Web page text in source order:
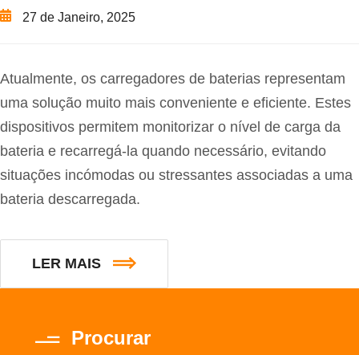
27 de Janeiro, 2025
Atualmente, os carregadores de baterias representam
uma solução muito mais conveniente e eficiente. Estes
dispositivos permitem monitorizar o nível de carga da
bateria e recarregá-la quando necessário, evitando
situações incómodas ou stressantes associadas a uma
bateria descarregada.
LER MAIS
Procurar